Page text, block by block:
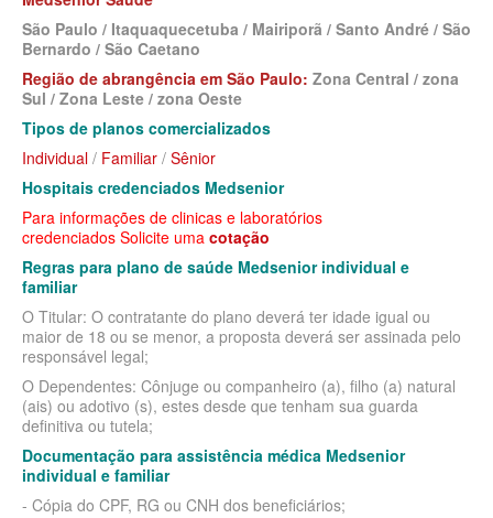
MED TOUR PLANO DE SAÚDE EMPRESARIAL
NEXT SEISA PLANO DE SAÚDE EMPRESARIAL
NOTREDAME PLANO DE SAÚDE EMPRESARIAL
ONE HEALTH PLANO DE SAÚDE EMPRESARIAL
PORTO SEGURO PLANO DE SAÚDE EMPRESARIAL
SAMED PLANO DE SAÚDE EMPRESARIAL
SANTA CASA DE MAUÁ PLANO DE SAÚDE EMPRESARIAL
SANTARIS PLANO DE SAÚDE EMPRESARIAL
SANTA HELENA PLANO DE SAÚDE EMPRESARIAL
SÃO CRISTOVÃO PLANO DE SAÚDE EMPRESARIAL
PLANO DE SAÚDE INDIVIDUAL
BIO SAÚDE PLANO DE SAÚDE INDIVIDUAL
BIOVIDA PLANO DE SAÚDE INDIVIDUAL
São Paulo / Itaquaquecetuba / Mairiporã / Santo André / São
Bernardo / São Caetano
Região de abrangência em São Paulo: Zona Central / zona
Sul / Zona Leste / zona Oeste
Tipos de planos comercializados
Individual / Familiar / Sênior
Hospitais credenciados Medsenior
Para informações de clinicas e laboratórios
credenciados Solicite uma cotação
Regras para plano de saúde Medsenior individual e
familiar
O Titular: O contratante do plano deverá ter idade igual ou
maior de 18 ou se menor, a proposta deverá ser assinada pelo
responsável legal;
O Dependentes: Cônjuge ou companheiro (a), filho (a) natural
(ais) ou adotivo (s), estes desde que tenham sua guarda
definitiva ou tutela;
Documentação para assistência médica Medsenior
individual e familiar
- Cópia do CPF, RG ou CNH dos beneficiários;